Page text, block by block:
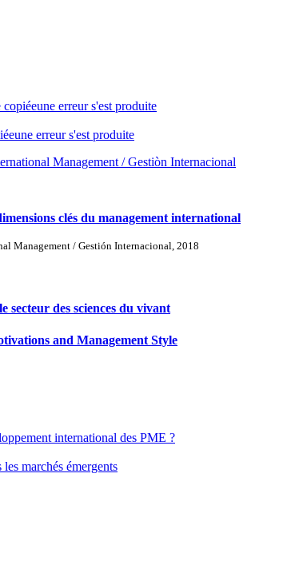
copiéeune erreur s'est produite
une erreur s'est produite
Management / Gestiòn Internacional
clés du management international
Management / Gestión Internacional, 2018
secteur des sciences du vivant
and Management Style
international des PME ?
marchés émergents